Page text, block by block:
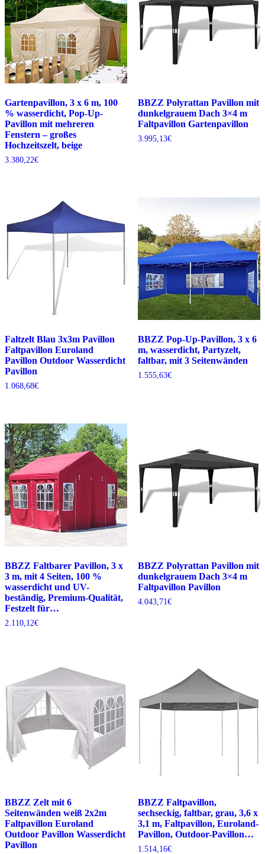
Gartenpavillon, 3 x 6 m, 100
% wasserdicht, Pop-Up-
Pavillon mit mehreren
Fenstern – großes
Hochzeitszelt, beige
3.380,22€
BBZZ Polyrattan Pavillon mit
dunkelgrauem Dach 3×4 m
Faltpavillon Gartenpavillon
3.995,13€
Faltzelt Blau 3x3m Pavillon
Faltpavillon Euroland
Pavillon Outdoor Wasserdicht
Pavillon
1.068,68€
BBZZ Pop-Up-Pavillon, 3 x 6
m, wasserdicht, Partyzelt,
faltbar, mit 3 Seitenwänden
1.555,63€
BBZZ Faltbarer Pavillon, 3 x
3 m, mit 4 Seiten, 100 %
wasserdicht und UV-
beständig, Premium-Qualität,
Festzelt für…
2.110,12€
BBZZ Polyrattan Pavillon mit
dunkelgrauem Dach 3×4 m
Faltpavillon Pavillon
4.043,71€
BBZZ Zelt mit 6
Seitenwänden weiß 2x2m
Faltpavillon Euroland
Outdoor Pavillon Wasserdicht
Pavillon
BBZZ Faltpavillon,
sechseckig, faltbar, grau, 3,6 x
3,1 m, Faltpavillon, Euroland-
Pavillon, Outdoor-Pavillon…
1.514,16€